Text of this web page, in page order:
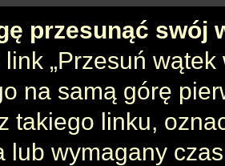
przesunąć swój
„Przesuń
na samą górę
takiego linku,
lub wymagany